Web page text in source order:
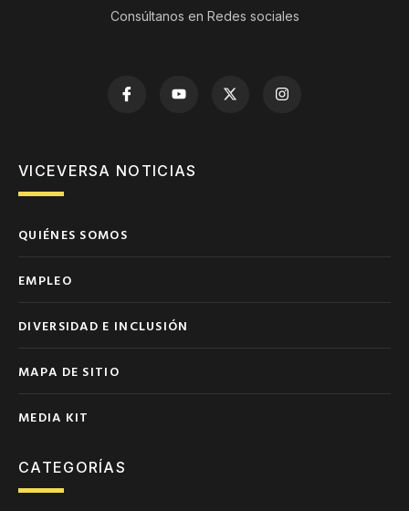
Consúltanos en Redes sociales
VICEVERSA NOTICIAS
QUIÉNES SOMOS
EMPLEO
DIVERSIDAD E INCLUSIÓN
MAPA DE SITIO
MEDIA KIT
CATEGORÍAS